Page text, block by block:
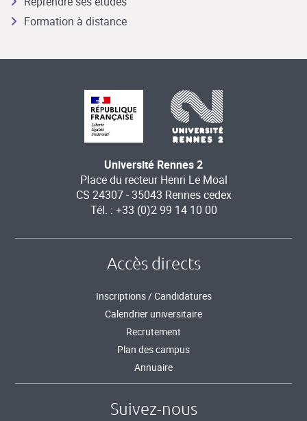
Formation à distance
Université Rennes 2
Place du recteur Henri Le Moal
CS 24307 - 35043 Rennes cedex
Tél. : +33 (0)2 99 14 10 00
Accès directs
Inscriptions / Candidatures
Calendrier universitaire
Recrutement
Plan des campus
Annuaire
Suivez-nous